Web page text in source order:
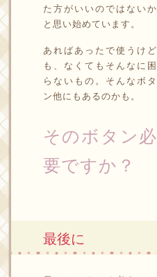
た方がいいのではないか
と思い始めています。
あればあったで使うけど
も、なくてもそんなに困
らないもの。そんなボタ
ン他にもあるのかも。
そのボタン必
要ですか？
最後に